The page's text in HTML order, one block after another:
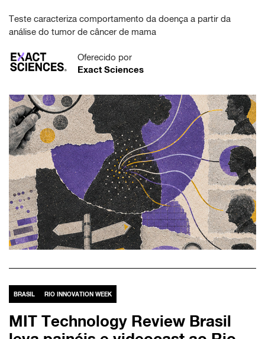
Teste caracteriza comportamento da doença a partir da
análise do tumor de câncer de mama
Oferecido por
Exact Sciences
BRASIL RIO INNOVATION WEEK
MIT Technology Review Brasil